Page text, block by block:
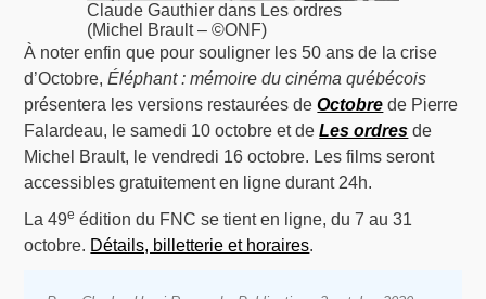
Claude Gauthier dans Les ordres
(Michel Brault – ©ONF)
À noter enfin que pour souligner les 50 ans de la crise
d’Octobre,Éléphant : mémoire du cinéma québécois
présentera les versions restaurées deOctobre de Pierre
Falardeau, le samedi 10 octobre et deLes ordres de
Michel Brault, le vendredi 16 octobre. Les films seront
accessibles gratuitement en ligne durant 24h.
La 49e édition du FNC se tient en ligne, du 7 au 31
octobre. Détails, billetterie et horaires.